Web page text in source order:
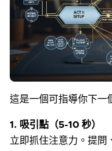
這是一個可指導你下一
1. 吸引點（5-10 秒）
立即抓住注意力。提問